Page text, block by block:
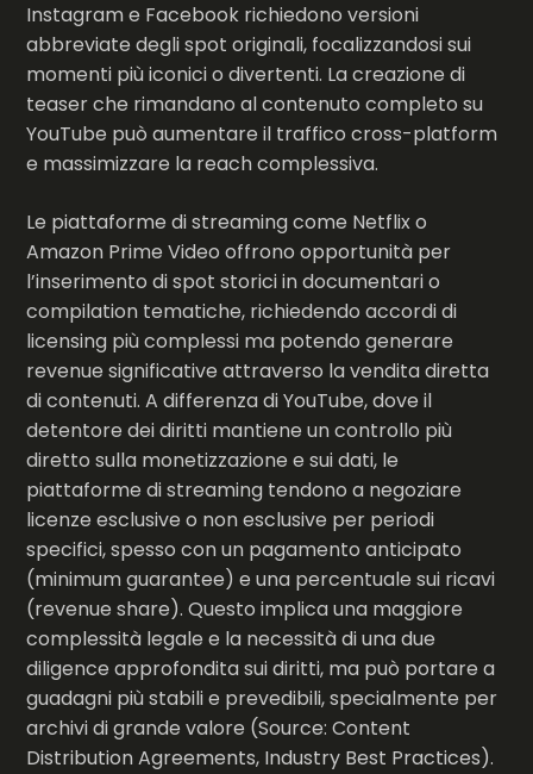
Instagram e Facebook richiedono versioni
abbreviate degli spot originali, focalizzandosi sui
momenti più iconici o divertenti. La creazione di
teaser che rimandano al contenuto completo su
YouTube può aumentare il traffico cross-platform
e massimizzare la reach complessiva.
Le piattaforme di streaming come Netflix o
Amazon Prime Video offrono opportunità per
l’inserimento di spot storici in documentari o
compilation tematiche, richiedendo accordi di
licensing più complessi ma potendo generare
revenue significative attraverso la vendita diretta
di contenuti. A differenza di YouTube, dove il
detentore dei diritti mantiene un controllo più
diretto sulla monetizzazione e sui dati, le
piattaforme di streaming tendono a negoziare
licenze esclusive o non esclusive per periodi
specifici, spesso con un pagamento anticipato
(minimum guarantee) e una percentuale sui ricavi
(revenue share). Questo implica una maggiore
complessità legale e la necessità di una due
diligence approfondita sui diritti, ma può portare a
guadagni più stabili e prevedibili, specialmente per
archivi di grande valore (Source: Content
Distribution Agreements, Industry Best Practices).